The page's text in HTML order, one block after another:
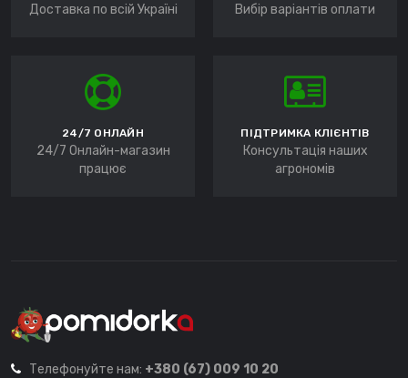
Доставка по всій Україні Вибір варіантів оплати
24/7 ОНЛАЙН
24/7 Онлайн-магазин
працює
ПІДТРИМКА КЛІЄНТІВ
Консультація наших
агрономів
Телефонуйте нам: +380 (67) 009 10 20